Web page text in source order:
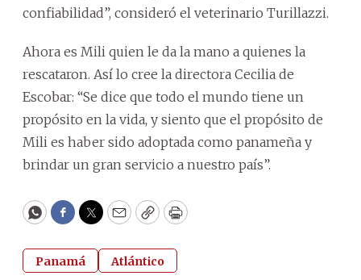
confiabilidad”, consideró el veterinario Turillazzi.
Ahora es Mili quien le da la mano a quienes la
rescataron. Así lo cree la directora Cecilia de
Escobar: “Se dice que todo el mundo tiene un
propósito en la vida, y siento que el propósito de
Mili es haber sido adoptada como panameña y
brindar un gran servicio a nuestro país”.
WhatsApp
Facebook
Twitter
EmailCopyPrint
Panamá Atlántico